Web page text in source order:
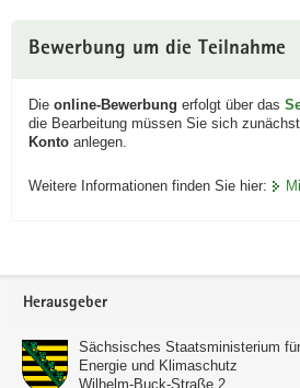
Bewerbung um die Teilnahme
Die online-Bewerbung erfolgt über das
die Bearbeitung müssen Sie sich
Konto anlegen.
Weitere Informationen finden Sie hier:
Footer-
Herausgeber
Sächsisches Staatsministerium
Energie und Klimaschutz
Wilhelm-Buck-Straße 2